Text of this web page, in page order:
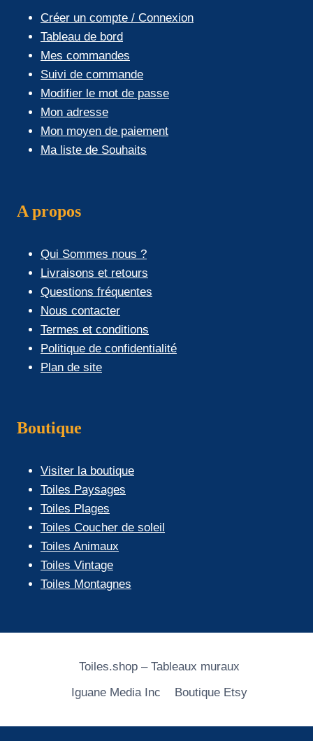
Créer un compte / Connexion
Tableau de bord
Mes commandes
Suivi de commande
Modifier le mot de passe
Mon adresse
Mon moyen de paiement
Ma liste de Souhaits
A propos
Qui Sommes nous ?
Livraisons et retours
Questions fréquentes
Nous contacter
Termes et conditions
Politique de confidentialité
Plan de site
Boutique
Visiter la boutique
Toiles Paysages
Toiles Plages
Toiles Coucher de soleil
Toiles Animaux
Toiles Vintage
Toiles Montagnes
Toiles.shop – Tableaux muraux
Iguane Media Inc
Boutique Etsy